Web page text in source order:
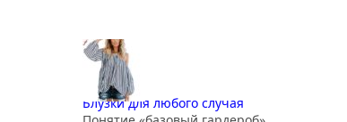
Блузки для любого случая